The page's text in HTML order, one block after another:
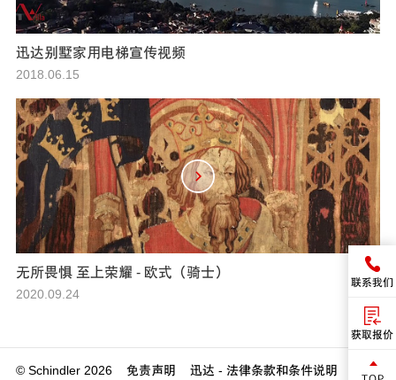
迅达别墅家用电梯宣传视频
2018.06.15
无所畏惧 至上荣耀 - 欧式（骑士）
2020.09.24
© Schindler 2026 免责声明 迅达 - 法律条款和条件说明 迅达
联系我们
获取报价